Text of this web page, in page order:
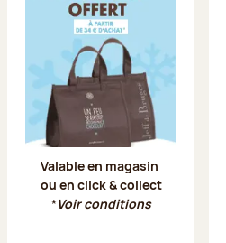
Valable en magasin
ou en click & collect
*Voir conditions